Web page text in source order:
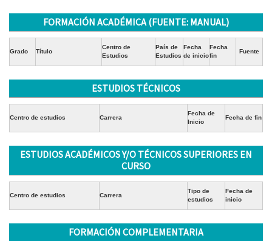
FORMACIÓN ACADÉMICA (FUENTE: MANUAL)
Grado Título
Centro de
Estudios
País de
Estudios
Fecha
de inicio
Fecha
fin
Fuente
ESTUDIOS TÉCNICOS
Centro de estudios Carrera
Fecha de
Inicio
Fecha de fin
ESTUDIOS ACADÉMICOS Y/O TÉCNICOS SUPERIORES EN
CURSO
Centro de estudios Carrera
Tipo de
estudios
Fecha de
inicio
FORMACIÓN COMPLEMENTARIA